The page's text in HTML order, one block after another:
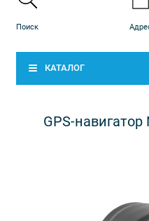
КАТАЛОГ
GPS-навигатор